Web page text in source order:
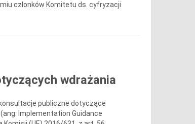
członków Komitetu ds. cyfryzacji
wdrażania
publiczne dotyczące
Implementation Guidance